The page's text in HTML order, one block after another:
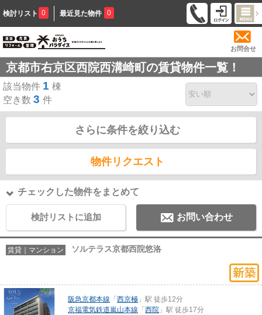
検討リスト 0 最近見た物件 0
お問合せ
京都市右京区西院西溝崎町の賃貸物件一覧！
該当物件 1 棟
空き数 3 件
さらに条件を絞り込む
物件リクエスト
チェックした物件をまとめて
検討リストに追加 お問い合わせ
賃貸｜マンション ソルテラス京都西院悠洛
阪急京都本線 「 西京極 」駅 徒歩12分
京福電気鉄道嵐山本線 「 西院 」駅 徒歩17分